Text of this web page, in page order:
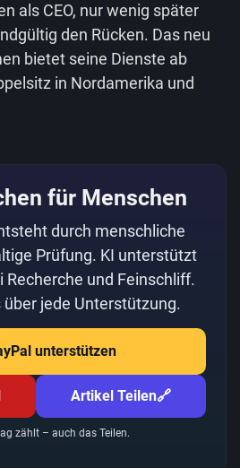
als CEO, nur wenig später
den Rücken. Das neu
bietet seine Dienste ab
in Nordamerika und
für Menschen
durch menschliche
Prüfung. KI unterstützt
Recherche und Feinschliff.
über jede Unterstützung.
unterstützen
Artikel Teilen🔗
zählt – auch das Teilen.